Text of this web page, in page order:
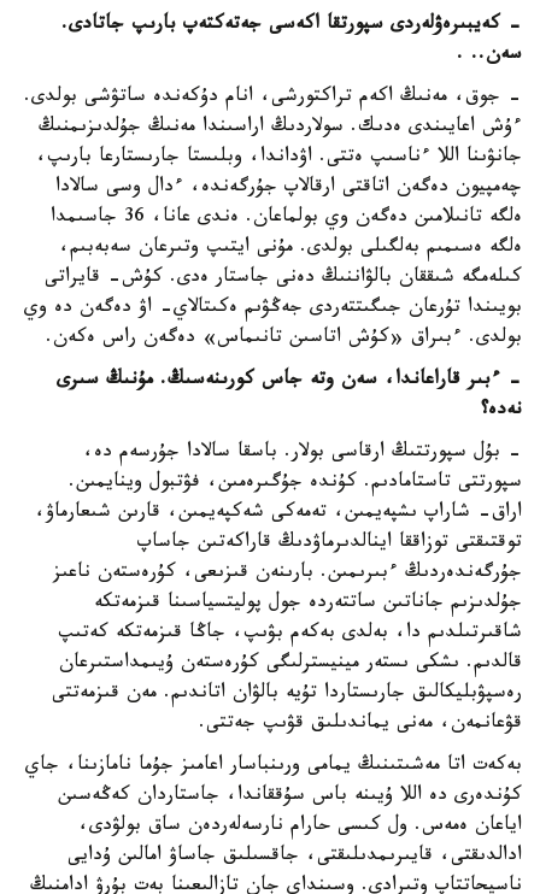
- كەيبىرەۋلەردى سپورتقا اكەسى جەتەكتەپ بارىپ جاتادى.
سەن.. .
- جوق، مەنىڭ اكەم تراكتورشى، انام دۇكەندە ساتۋشى بولدى.
ءۇش اعايىندى ەدىك. سولاردىڭ اراسىندا مەنىڭ جۇلدىزىمنىڭ
جانۋىنا اللا ءناسىپ ەتتى. اۋداندا، وبلىستا جارىستارعا بارىپ،
چەمپيون دەگەن اتاقتى ارقالاپ جۇرگەندە، ءدال وسى سالادا
ەلگە تانىلامىن دەگەن وي بولماعان. ەندى عانا، 36 جاسىمدا
ەلگە ەسىمىم بەلگىلى بولدى. مۇنى ايتىپ وتىرعان سەبەبىم،
كىلەمگە شىققان بالۋاننىڭ دەنى جاستار ەدى. كۇش- قايراتى
بويىندا تۇرعان جىگىتتەردى جەڭۋىم ەكىتالاي- اۋ دەگەن دە وي
بولدى. ءبىراق «كۇش اتاسىن تانىماس» دەگەن راس ەكەن.
- ءبىر قاراعاندا، سەن وتە جاس كورىنەسىڭ. مۇنىڭ سىرى
نەدە؟
- بۇل سپورتتىڭ ارقاسى بولار. باسقا سالادا جۇرسەم دە،
سپورتتى تاستامادىم. كۇندە جۇگىرەمىن، فۋتبول وينايمىن.
اراق- شاراپ ىشپەيمىن، تەمەكى شەكپەيمىن، قارىن شىعارماۋ،
توقتىقتى توزاققا اينالدىرماۋدىڭ قاراكەتىن جاساپ
جۇرگەندەردىڭ ءبىرىمىن. بارىنەن قىزىعى، كۇرەستەن ناعىز
جۇلدىزىم جاناتىن ساتتەردە جول پوليتسياسىنا قىزمەتكە
شاقىرتىلدىم دا، بەلدى بەكەم بۋىپ، جاڭا قىزمەتكە كەتىپ
قالدىم. ىشكى ىستەر مينيسترلىگى كۇرەستەن ۇيىمداستىرعان
رەسپۋبليكالىق جارىستاردا تۇيە بالۋان اتاندىم. مەن قىزمەتتى
قۋعانمەن، مەنى يماندىلىق قۋىپ جەتتى.
بەكەت اتا مەشىتىنىڭ يمامى ورىنباسار اعامىز جۇما نامازىنا، جاي
كۇندەرى دە اللا ۇيىنە باس سۇققاندا، جاستاردان كەڭەسىن
اياعان ەمەس. ول كىسى حارام نارسەلەردەن ساق بولۋدى،
ادالدىقتى، قايىرىمدىلىقتى، جاقسىلىق جاساۋ امالىن ۇدايى
ناسيحاتتاپ وتىرادى. وسىنداي جان تازالىعىنا بەت بۇرۋ ادامنىڭ